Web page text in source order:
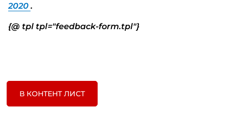
2020 .
{@ tpl tpl="feedback-form.tpl"}
В КОНТЕНТ ЛИСТ